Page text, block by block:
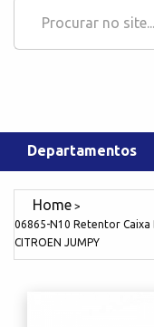
Departamentos
06865-N10 Retentor
CITROEN JUMPY